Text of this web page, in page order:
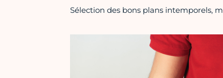
Sélection des bons plans intemporels,